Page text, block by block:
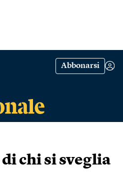
Abbonarsi
di chi si sveglia